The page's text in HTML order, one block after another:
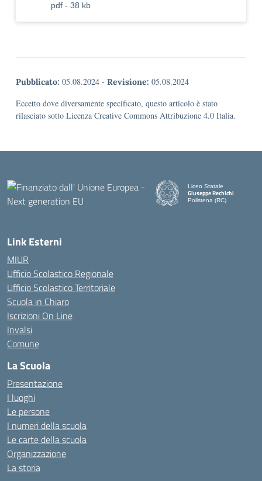
pdf - 38 kb
Pubblicato: 05.08.2024 - Revisione: 05.08.2024
Eccetto dove diversamente specificato, questo articolo è stato
rilasciato sotto Licenza Creative Commons Attribuzione 4.0 Italia.
Liceo Statale
Giuseppe Rechichi
Polistena (RC)
Link Esterni
MIUR
Ufficio Scolastico Regionale
Ufficio Scolastico Territoriale
Scuola in Chiaro
Iscrizioni On Line
Invalsi
Comune
La Scuola
Presentazione
I luoghi
Le persone
I numeri della scuola
Le carte della scuola
Organizzazione
La storia